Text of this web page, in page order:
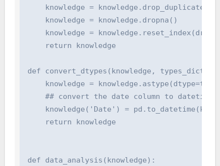
    knowledge = knowledge.drop_duplicates()
    knowledge = knowledge.dropna()
knowledge =
    return knowledge
def convert_dtypes(knowledge,
knowledge =
    ## convert the date column to datetime
knowledge('Date') =
    return knowledge
def data_analysis(knowledge):